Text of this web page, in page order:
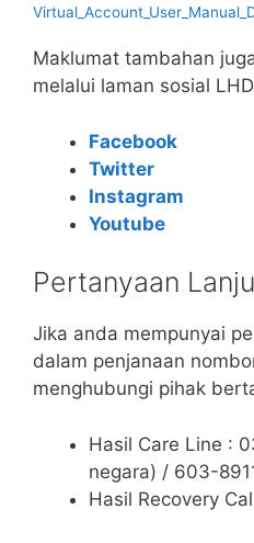
Maklumat tambahan
melalui laman sosial
Facebook
Twitter
Instagram
Youtube
Pertanyaan
Jika anda mempunyai
dalam penjanaan
menghubungi pihak
Hasil Care Line :
negara) / 603-
Hasil Recovery